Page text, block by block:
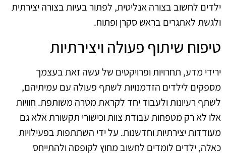
ילדים לחשוב בצורה אנליטית, לפתור בעיות בצורה יצירתית
ולגשת לאתגרים בראש סקרן ופתוח.
טיפוח שיתוף פעולה ויצירתיות
ירידי מדע, תחרויות ופרויקטים של עשה זאת בעצמך
מספקים לילדים הזדמנויות לשתף פעולה עם עמיתיהם,
לשתף רעיונות ולעבוד יחד לקראת מטרה משותפת. חוויות
אלו לא רק מטפחות עבודת צוות וכישורי תקשורת אלא גם
מעודדות יצירתיות וחדשנות. על ידי השתתפות בפעילויות
כאלה, ילדים לומדים לחשוב מחוץ לקופסה ולהתייחס